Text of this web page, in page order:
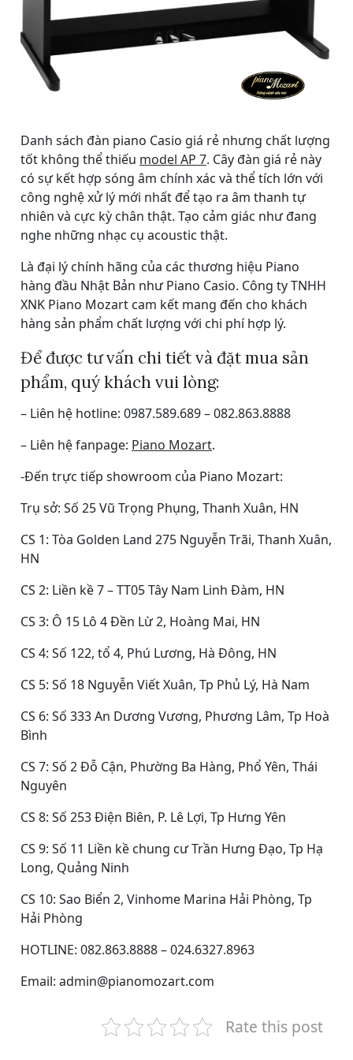
Danh sách đàn piano Casio giá rẻ nhưng chất lượng
tốt không thể thiếu model AP 7. Cây đàn giá rẻ này
có sự kết hợp sóng âm chính xác và thể tích lớn với
công nghệ xử lý mới nhất để tạo ra âm thanh tự
nhiên và cực kỳ chân thật. Tạo cảm giác như đang
nghe những nhạc cụ acoustic thật.
Là đại lý chính hãng của các thương hiệu Piano
hàng đầu Nhật Bản như Piano Casio. Công ty TNHH
XNK Piano Mozart cam kết mang đến cho khách
hàng sản phẩm chất lượng với chi phí hợp lý.
Để được tư vấn chi tiết và đặt mua sản
phẩm, quý khách vui lòng:
– Liên hệ hotline: 0987.589.689 – 082.863.8888
– Liên hệ fanpage: Piano Mozart.
-Đến trực tiếp showroom của Piano Mozart:
Trụ sở: Số 25 Vũ Trọng Phụng, Thanh Xuân, HN
CS 1: Tòa Golden Land 275 Nguyễn Trãi, Thanh Xuân,
HN
CS 2: Liền kề 7 – TT05 Tây Nam Linh Đàm, HN
CS 3: Ô 15 Lô 4 Đền Lừ 2, Hoàng Mai, HN
CS 4: Số 122, tổ 4, Phú Lương, Hà Đông, HN
CS 5: Số 18 Nguyễn Viết Xuân, Tp Phủ Lý, Hà Nam
CS 6: Số 333 An Dương Vương, Phương Lâm, Tp Hoà
Bình
CS 7: Số 2 Đỗ Cận, Phường Ba Hàng, Phổ Yên, Thái
Nguyên
CS 8: Số 253 Điện Biên, P. Lê Lợi, Tp Hưng Yên
CS 9: Số 11 Liền kề chung cư Trần Hưng Đạo, Tp Hạ
Long, Quảng Ninh
CS 10: Sao Biển 2, Vinhome Marina Hải Phòng, Tp
Hải Phòng
HOTLINE: 082.863.8888 – 024.6327.8963
Email: admin@pianomozart.com
Rate this post